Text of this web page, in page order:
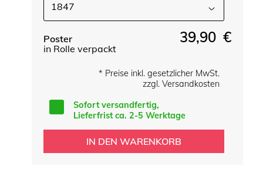
1847
Poster
in Rolle verpackt
39,90 €
* Preise inkl. gesetzlicher MwSt.
zzgl. Versandkosten
Sofort versandfertig,
Lieferfrist ca. 2-5 Werktage
IN DEN WARENKORB